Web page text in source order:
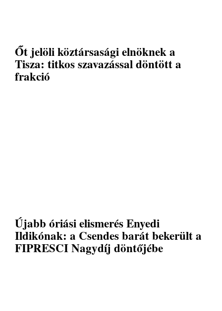
Őt jelöli köztársasági elnöknek a
Tisza: titkos szavazással döntött a
frakció
Újabb óriási elismerés Enyedi
Ildikónak: a Csendes barát bekerült a
FIPRESCI Nagydíj döntőjébe